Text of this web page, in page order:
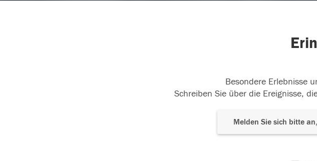
Besondere Erlebnisse
Schreiben Sie über die Ereignisse,
Melden Sie sich bitte